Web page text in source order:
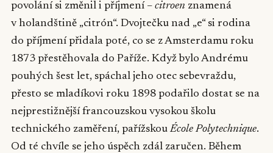
povolání si změnil i příjmení – citroen znamená
v holandštině „citrón“. Dvojtečku nad „e“ si rodina
do příjmení přidala poté, co se z Amsterdamu roku
1873 přestěhovala do Paříže. Když bylo Andrému
pouhých šest let, spáchal jeho otec sebevraždu,
přesto se mladíkovi roku 1898 podařilo dostat se na
nejprestižnější francouzskou vysokou školu
technického zaměření, pařížskouÉcole Polytechnique.
Od té chvíle se jeho úspěch zdál zaručen. Během